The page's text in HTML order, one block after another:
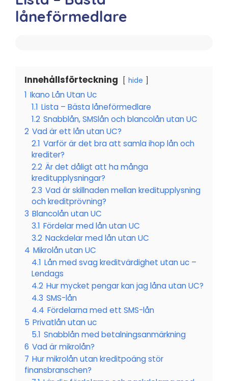
låneförmedlare
Innehållsförteckning hide
1 Ikano Lån Utan Uc
1.1 Lista – Bästa låneförmedlare
1.2 Snabblån, SMSlån och blancolån utan UC
2 Vad är ett lån utan UC?
2.1 Varför är det bra att samla ihop lån och
krediter?
2.2 Är det dåligt att ha många
kreditupplysningar?
2.3 Vad är skillnaden mellan kreditupplysning
och kreditprövning?
3 Blancolån utan UC
3.1 Fördelar med lån utan UC
3.2 Nackdelar med lån utan UC
4 Mikrolån utan UC
4.1 Lån med svag kreditvärdighet utan uc –
Lendags
4.2 Hur mycket pengar kan jag låna utan UC?
4.3 SMS-lån
4.4 Fördelarna med ett SMS-lån
5 Privatlån utan uc
5.1 Snabblån med betalningsanmärkning
6 Vad är mikrolån?
7 Hur mikrolån utan kreditpoäng stör
finansbranschen?